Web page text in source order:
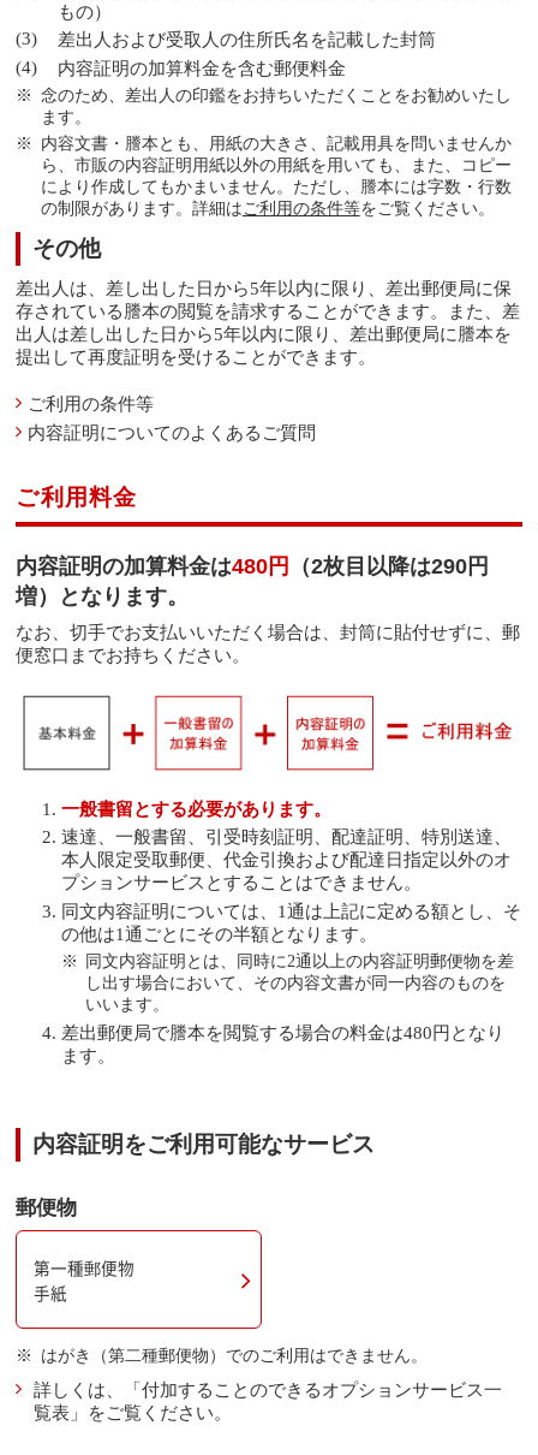
もの）
差出人および受取人の住所氏名を記載した封筒
内容証明の加算料金を含む郵便料金
念のため、差出人の印鑑をお持ちいただくことをお勧めいたし
ます。
内容文書・謄本とも、用紙の大きさ、記載用具を問いませんか
ら、市販の内容証明用紙以外の用紙を用いても、また、コピー
により作成してもかまいません。ただし、謄本には字数・行数
の制限があります。詳細はご利用の条件等をご覧ください。
その他
差出人は、差し出した日から5年以内に限り、差出郵便局に保
存されている謄本の閲覧を請求することができます。また、差
出人は差し出した日から5年以内に限り、差出郵便局に謄本を
提出して再度証明を受けることができます。
ご利用の条件等
内容証明についてのよくあるご質問
ご利用料金
内容証明の加算料金は480円 （2枚目以降は290円
増）となります。
なお、切手でお支払いいただく場合は、封筒に貼付せずに、郵
便窓口までお持ちください。
一般書留とする必要があります。
速達、一般書留、引受時刻証明、配達証明、特別送達、
本人限定受取郵便、代金引換および配達日指定以外のオ
プションサービスとすることはできません。
同文内容証明については、1通は上記に定める額とし、そ
の他は1通ごとにその半額となります。
同文内容証明とは、同時に2通以上の内容証明郵便物を差
し出す場合において、その内容文書が同一内容のものを
いいます。
差出郵便局で謄本を閲覧する場合の料金は480円となり
ます。
内容証明をご利用可能なサービス
郵便物
第一種郵便物
手紙
はがき（第二種郵便物）でのご利用はできません。
詳しくは、「付加することのできるオプションサービス一
覧表」をご覧ください。